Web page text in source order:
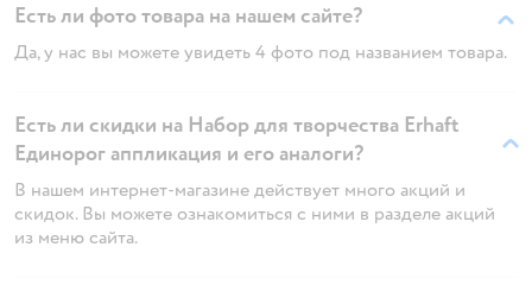
Есть ли фото товара на нашем сайте?
Да, у нас вы можете увидеть 4 фото под названием товара.
Есть ли скидки на Набор для творчества Erhaft
Единорог аппликация и его аналоги?
В нашем интернет-магазине действует много акций и
скидок. Вы можете ознакомиться с ними в разделе акций
из меню сайта.